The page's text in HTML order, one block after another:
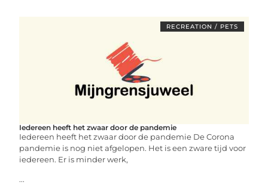
RECREATION / PETS
Iedereen heeft het zwaar door de pandemie
Iedereen heeft het zwaar door de pandemie De Corona
pandemie is nog niet afgelopen. Het is een zware tijd voor
iedereen. Er is minder werk,
...